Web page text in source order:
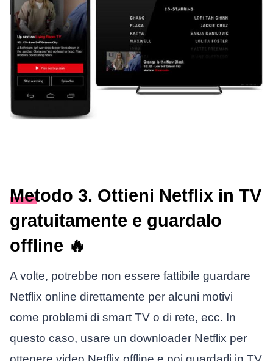
Metodo 3. Ottieni Netflix in TV
gratuitamente e guardalo
offline 🔥
A volte, potrebbe non essere fattibile guardare
Netflix online direttamente per alcuni motivi
come problemi di smart TV o di rete, ecc. In
questo caso, usare un downloader Netflix per